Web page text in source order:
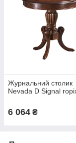
Журнальний столик
Nevada D Signal
6 064 ₴